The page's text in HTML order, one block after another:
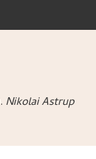
. Nikolai Astrup